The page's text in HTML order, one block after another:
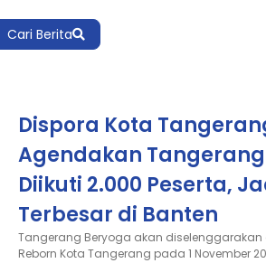
Cari Berita
Dispora Kota
Agendakan
Diikuti 2.000 Peserta,
Terbesar di Banten
Tangerang Beryoga akan diselenggarakan
Reborn Kota Tangerang pada 1 November